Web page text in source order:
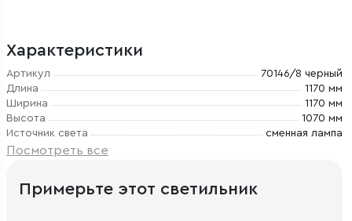
Характеристики
Артикул
70146/8 черный
Длина
1170 мм
Ширина
1170 мм
Высота
1070 мм
Источник света
сменная лампа
Посмотреть все
Примерьте этот светильник